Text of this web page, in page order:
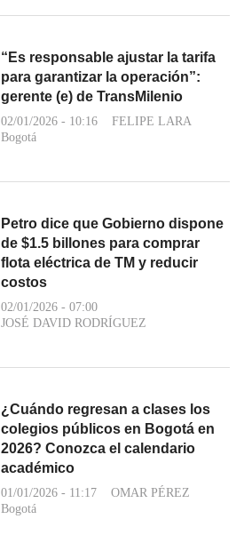
“Es responsable ajustar la tarifa
para garantizar la operación”:
gerente (e) de TransMilenio
02/01/2026 - 10:16
FELIPE LARA
Bogotá
Petro dice que Gobierno dispone
de $1.5 billones para comprar
flota eléctrica de TM y reducir
costos
02/01/2026 - 07:00
JOSÉ DAVID RODRÍGUEZ
¿Cuándo regresan a clases los
colegios públicos en Bogotá en
2026? Conozca el calendario
académico
01/01/2026 - 11:17
OMAR PÉREZ
Bogotá